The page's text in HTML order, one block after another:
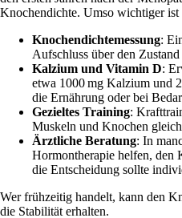
Knochendichte. Umso wichtiger ist
Knochendichtemessung:
Aufschluss über den
Kalzium und Vitamin D:
etwa 1000 mg Kalzium und
die Ernährung oder bei
Gezieltes Training:
Muskeln und Knochen
Ärztliche Beratung: In
Hormontherapie helfen, den
die Entscheidung sollte
Wer frühzeitig handelt, kann den
die Stabilität erhalten.